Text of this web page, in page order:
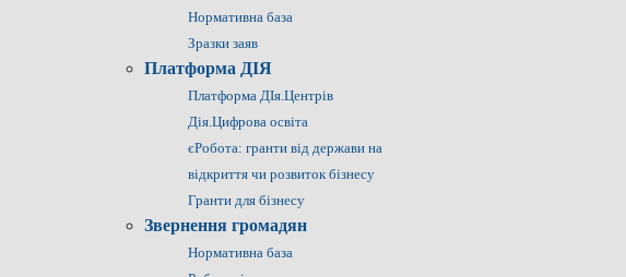
Нормативна база
Зразки заяв
Платформа ДІЯ
Платформа ДІя.Центрів
Дія.Цифрова освіта
єРобота: гранти від держави на
відкриття чи розвиток бізнесу
Гранти для бізнесу
Звернення громадян
Нормативна база